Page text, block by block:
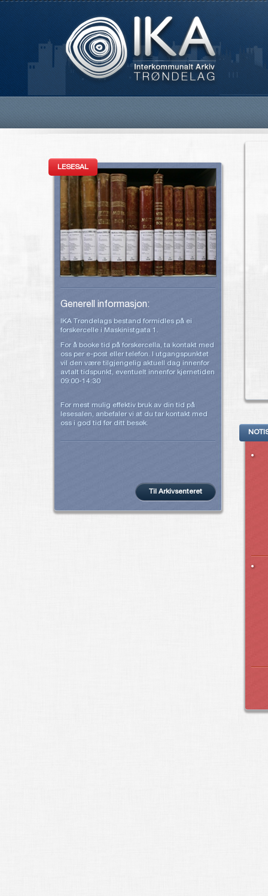
LESESAL
Generell informasjon:
IKA Trøndelags bestand formidles på ei
forskercelle i Maskinistgata 1.
For å booke tid på forskercella, ta kontakt med
oss per e-post eller telefon. I utgangspunktet
vil den være tilgjengelig aktuell dag innenfor
avtalt tidspunkt, eventuelt innenfor kjernetiden
09:00-14:30
For mest mulig effektiv bruk av din tid på
lesesalen, anbefaler vi at du tar kontakt med
oss i god tid før ditt besøk.
Til Arkivsenteret